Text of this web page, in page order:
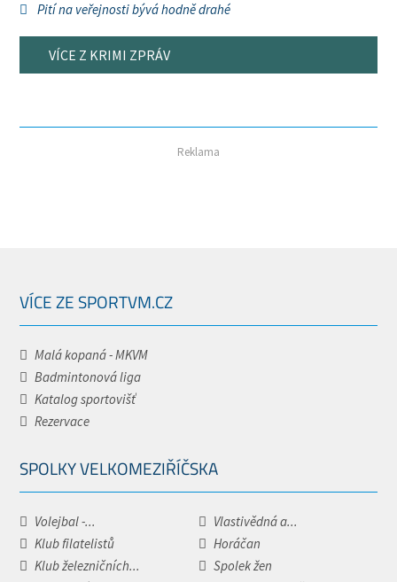
Pití na veřejnosti bývá hodně drahé
VÍCE Z KRIMI ZPRÁV
Reklama
VÍCE ZE SPORTVM.CZ
Malá kopaná - MKVM
Badmintonová liga
Katalog sportovišť
Rezervace
SPOLKY VELKOMEZIŘÍČSKA
Volejbal -...
Vlastivědná a...
Klub filatelistů
Horáčan
Klub železničních...
Spolek žen